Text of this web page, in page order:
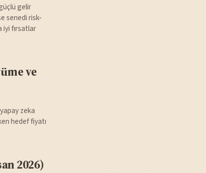
gelir
senedi risk-
fırsatlar
ve
zeka
hedef fiyatı
2026)